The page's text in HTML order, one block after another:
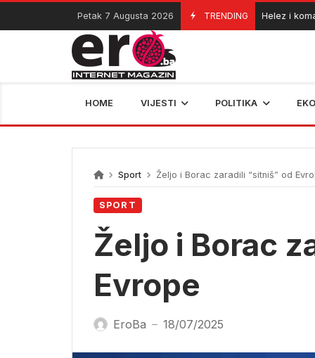
Skip
content
Petak 7 Augusta 2026 TRENDING
06/08/2026 Helez i
HOME VIJESTI POLITIKA
Sport Željo i Borac zaradili “sitniš” od
SPORT
Željo i Borac
Evrope
EroBa — 18/07/2025